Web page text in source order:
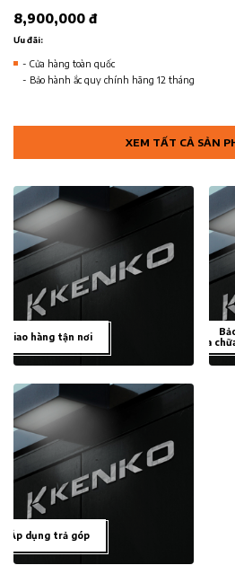
8,900,000 đ
Ưu đãi:
- Cửa hàng toàn quốc
- Bảo hành ắc quy chính hãng 12 tháng
XEM TẤT CẢ SẢN
Giao hàng tận nơi
sửa
Áp dụng trả góp